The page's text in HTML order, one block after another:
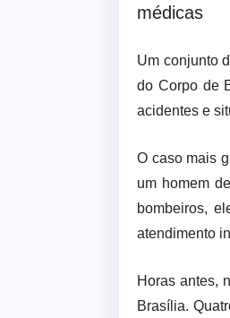
médicas
Um conjunto
do Corpo de
acidentes e
O caso mais
um homem
bombeiros,
atendimento
Horas antes,
Brasília.